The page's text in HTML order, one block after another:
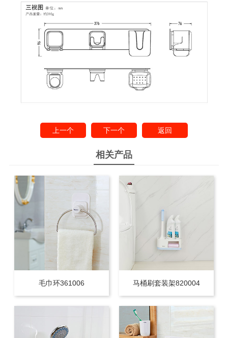
上一个 下一个 返回
相关产品
毛巾环361006 马桶刷套装架820004